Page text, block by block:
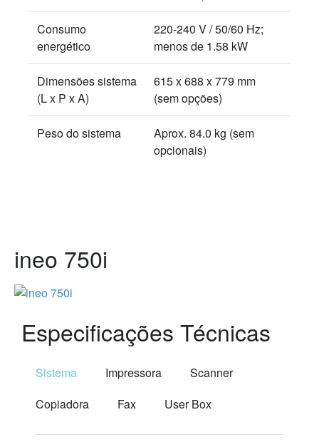
Consumo
energético
220-240 V / 50/60 Hz;
menos de 1.58 kW
Dimensões sistema
(L x P x A)
615 x 688 x 779 mm
(sem opções)
Peso do sistema
Aprox. 84.0 kg (sem
opcionais)
ineo 750i
Especificações Técnicas
Sistema Impressora
Scanner
Copiadora
Fax User Box